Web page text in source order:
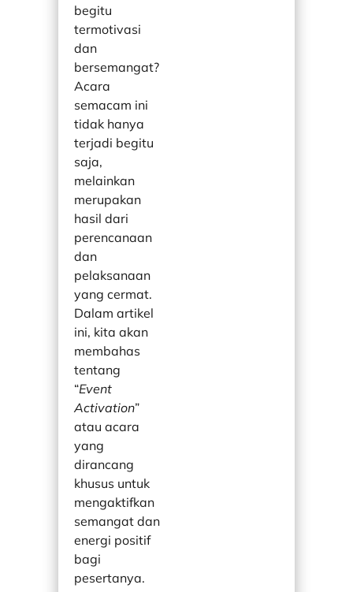
begitu
termotivasi
dan
bersemangat?
Acara
semacam ini
tidak hanya
terjadi begitu
saja,
melainkan
merupakan
hasil dari
perencanaan
dan
pelaksanaan
yang cermat.
Dalam artikel
ini, kita akan
membahas
tentang
“Event
Activation”
atau acara
yang
dirancang
khusus untuk
mengaktifkan
semangat dan
energi positif
bagi
pesertanya.